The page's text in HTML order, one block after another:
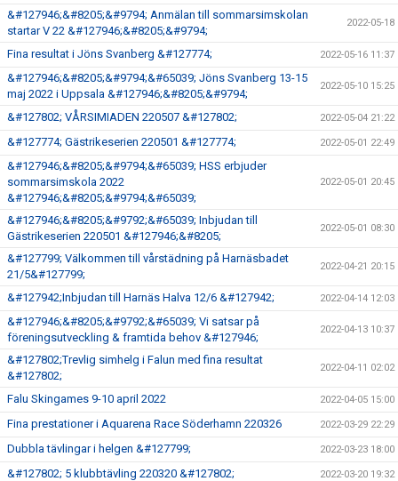
&#127946;&#8205;&#9794; Anmälan till sommarsimskolan
startar V 22 &#127946;&#8205;&#9794;
2022-05-18
Fina resultat i Jöns Svanberg &#127774; 2022-05-16 11:37
&#127946;&#8205;&#9794;&#65039; Jöns Svanberg 13-15
maj 2022 i Uppsala &#127946;&#8205;&#9794;
2022-05-10 15:25
&#127802; VÅRSIMIADEN 220507 &#127802; 2022-05-04 21:22
&#127774; Gästrikeserien 220501 &#127774; 2022-05-01 22:49
&#127946;&#8205;&#9794;&#65039; HSS erbjuder
sommarsimskola 2022
&#127946;&#8205;&#9794;&#65039;
2022-05-01 20:45
&#127946;&#8205;&#9792;&#65039; Inbjudan till
Gästrikeserien 220501 &#127946;&#8205;
2022-05-01 08:30
&#127799; Välkommen till vårstädning på Harnäsbadet
21/5&#127799;
2022-04-21 20:15
&#127942;Inbjudan till Harnäs Halva 12/6 &#127942; 2022-04-14 12:03
&#127946;&#8205;&#9792;&#65039; Vi satsar på
föreningsutveckling & framtida behov &#127946;
2022-04-13 10:37
&#127802;Trevlig simhelg i Falun med fina resultat
&#127802;
2022-04-11 02:02
Falu Skingames 9-10 april 2022 2022-04-05 15:00
Fina prestationer i Aquarena Race Söderhamn 220326 2022-03-29 22:29
Dubbla tävlingar i helgen &#127799; 2022-03-23 18:00
&#127802; 5 klubbtävling 220320 &#127802; 2022-03-20 19:32